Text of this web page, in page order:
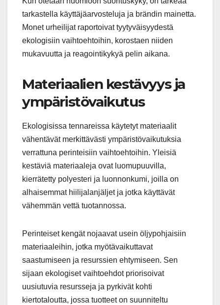
tarkastella käyttäjäarvosteluja ja brändin mainetta.
Monet urheilijat raportoivat tyytyväisyydestä
ekologisiin vaihtoehtoihin, korostaen niiden
mukavuutta ja reagointikykyä pelin aikana.
Materiaalien kestävyys ja
ympäristövaikutus
Ekologisissa tennareissa käytetyt materiaalit
vähentävät merkittävästi ympäristövaikutuksia
verrattuna perinteisiin vaihtoehtoihin. Yleisiä
kestäviä materiaaleja ovat luomupuuvilla,
kierrätetty polyesteri ja luonnonkumi, joilla on
alhaisemmat hiilijalanjäljet ja jotka käyttävät
vähemmän vettä tuotannossa.
Perinteiset kengät nojaavat usein öljypohjaisiin
materiaaleihin, jotka myötävaikuttavat
saastumiseen ja resurssien ehtymiseen. Sen
sijaan ekologiset vaihtoehdot priorisoivat
uusiutuvia resursseja ja pyrkivät kohti
kiertotaloutta, jossa tuotteet on suunniteltu